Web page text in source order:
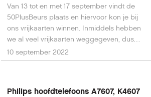
Van 13 tot en met 17 september vindt de
50PlusBeurs plaats en hiervoor kon je bij
ons vrijkaarten winnen. Inmiddels hebben
we al veel vrijkaarten weggegeven, dus
kijk in je Inbox of jij een van de gelukkigen
bent. Zo niet, je hebt tot morgen 18.00 uur
10 september 2022
Philips hoofdtelefoons A7607, K4607